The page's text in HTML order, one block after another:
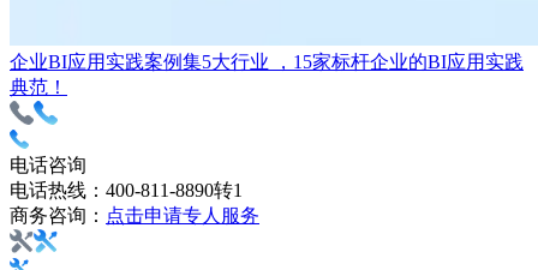
企业BI应用实践案例集5大行业 ，15家标杆企业的BI应用实践
典范！
电话咨询
电话热线： 400-811-8890转1
商务咨询： 点击申请专人服务